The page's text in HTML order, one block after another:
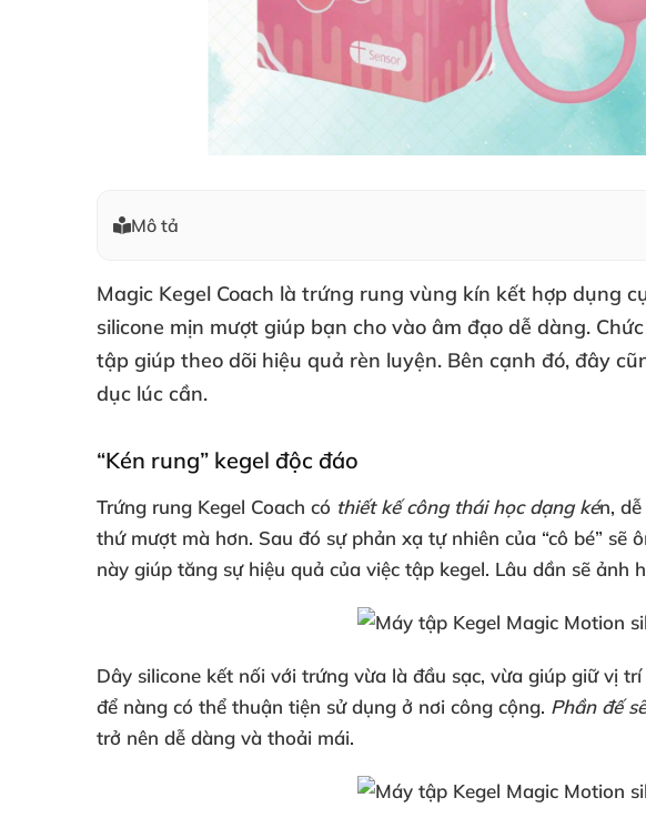
Mô tả
Magic Kegel Coach là trứng rung vùng kín kết hợp dụng
silicone mịn mượt giúp bạn cho vào âm đạo dễ dàng.
tập giúp theo dõi hiệu quả rèn luyện. Bên cạnh đó, đây
dục lúc cần.
“Kén rung” kegel độc đáo
Trứng rung Kegel Coach có thiết kế công thái học dạng kén,
thứ mượt mà hơn. Sau đó sự phản xạ tự nhiên của “cô bé” sẽ
này giúp tăng sự hiệu quả của việc tập kegel. Lâu dần sẽ ảnh
Dây silicone kết nối với trứng vừa là đầu sạc, vừa giúp giữ vị trí
để nàng có thể thuận tiện sử dụng ở nơi công cộng. Phần đế
trở nên dễ dàng và thoải mái.